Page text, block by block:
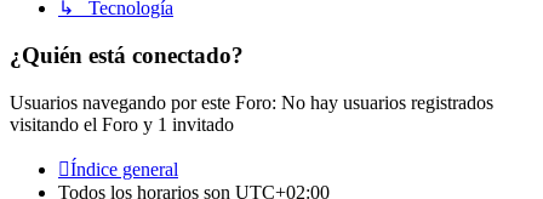
↳ Tecnología
¿Quién está conectado?
Usuarios navegando por este Foro: No hay usuarios registrados
visitando el Foro y 1 invitado
Índice general
Todos los horarios son UTC+02:00